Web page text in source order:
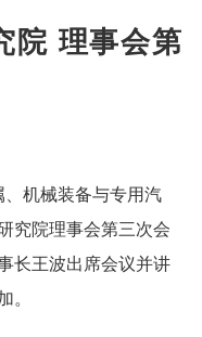
院 理事会第
、机械装备与专用汽
究院理事会第三次会
长王波出席会议并讲
。